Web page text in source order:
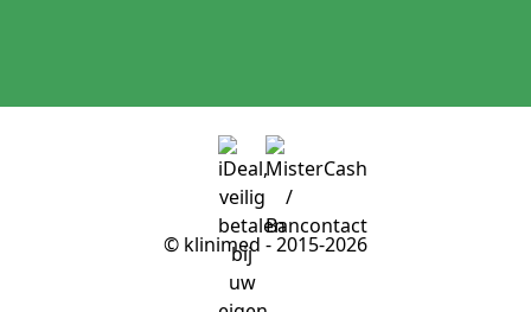
© klinimed - 2015-2026